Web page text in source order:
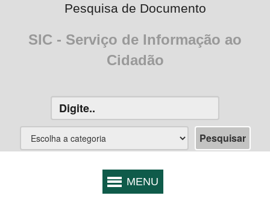
Pesquisa de Documento
SIC - Serviço de Informação ao
Cidadão